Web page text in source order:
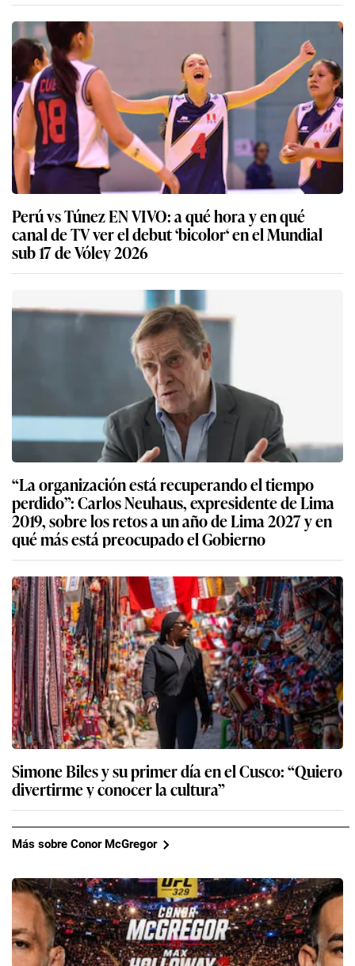
Perú vs Túnez EN VIVO: a qué hora y en qué
canal de TV ver el debut ‘bicolor‘ en el Mundial
sub 17 de Vóley 2026
“La organización está recuperando el tiempo
perdido”: Carlos Neuhaus, expresidente de Lima
2019, sobre los retos a un año de Lima 2027 y en
qué más está preocupado el Gobierno
Simone Biles y su primer día en el Cusco: “Quiero
divertirme y conocer la cultura”
Más sobre Conor McGregor